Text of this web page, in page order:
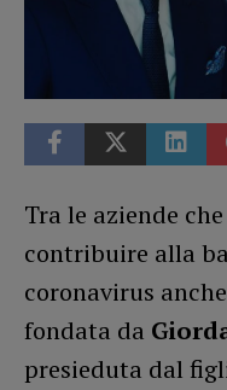
Tra le aziende
contribuire alla
coronavirus
fondata da
presieduta dal